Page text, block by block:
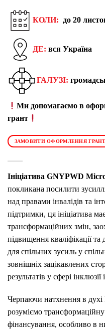
КОЛИ: до 20
ДЕ: вся Україна
ГАЛУЗІ:
Ми допомагаємо в
грант
ЗАМОВИТИ ОФОРМЛЕННЯ
Ініціатива GNYPWD
покликана посилити
над правами інвалідів та
підтримки, ця ініціатива
трансформаційних змін,
підвищення кваліфікації
для спільних зусиль у
зовнішніх зацікавлених
результатів у сфері інклюзії
Черпаючи натхнення в
розуміємо
фінансування, особливо в